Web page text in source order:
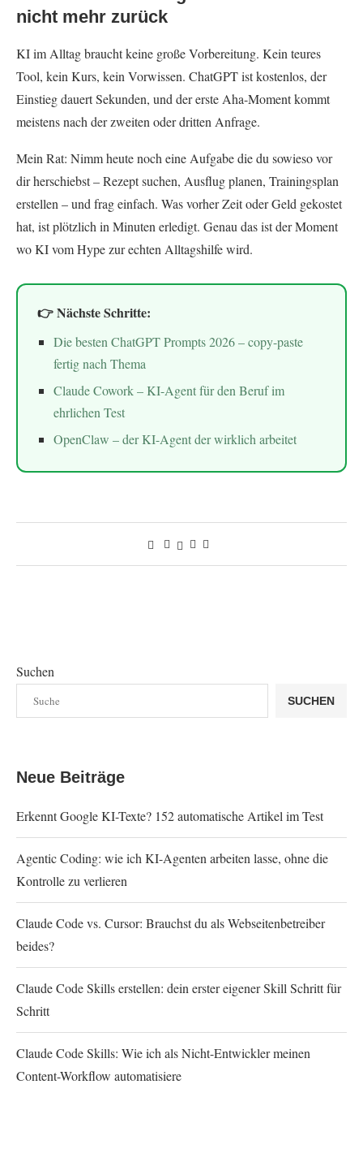
nicht mehr zurück
KI im Alltag braucht keine große Vorbereitung. Kein teures
Tool, kein Kurs, kein Vorwissen. ChatGPT ist kostenlos, der
Einstieg dauert Sekunden, und der erste Aha-Moment kommt
meistens nach der zweiten oder dritten Anfrage.
Mein Rat: Nimm heute noch eine Aufgabe die du sowieso vor
dir herschiebst – Rezept suchen, Ausflug planen, Trainingsplan
erstellen – und frag einfach. Was vorher Zeit oder Geld gekostet
hat, ist plötzlich in Minuten erledigt. Genau das ist der Moment
wo KI vom Hype zur echten Alltagshilfe wird.
👉 Nächste Schritte:
Die besten ChatGPT Prompts 2026 – copy-paste
fertig nach Thema
Claude Cowork – KI-Agent für den Beruf im
ehrlichen Test
OpenClaw – der KI-Agent der wirklich arbeitet
Suchen
SUCHEN
Neue Beiträge
Erkennt Google KI-Texte? 152 automatische Artikel im Test
Agentic Coding: wie ich KI-Agenten arbeiten lasse, ohne die
Kontrolle zu verlieren
Claude Code vs. Cursor: Brauchst du als Webseitenbetreiber
beides?
Claude Code Skills erstellen: dein erster eigener Skill Schritt für
Schritt
Claude Code Skills: Wie ich als Nicht-Entwickler meinen
Content-Workflow automatisiere